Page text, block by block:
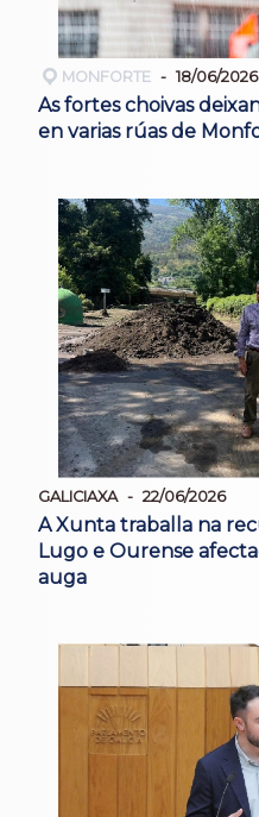
MONFORTE 18/06/2026
As fortes choivas
en varias rúas de
GALICIAXA 22/06/2026
A Xunta traballa na
Lugo e Ourense
auga